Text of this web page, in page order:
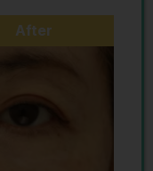
After